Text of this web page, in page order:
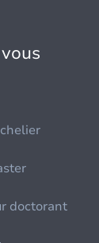
doctorant